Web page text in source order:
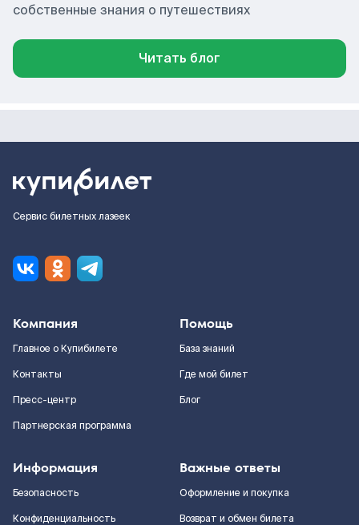
собственные знания о путешествиях
Читать блог
Сервис билетных лазеек
Компания
Главное о Купибилете
Контакты
Пресс-центр
Партнерская программа
Помощь
База знаний
Где мой билет
Блог
Информация
Безопасность
Конфиденциальность
Важные ответы
Оформление и покупка
Возврат и обмен билета